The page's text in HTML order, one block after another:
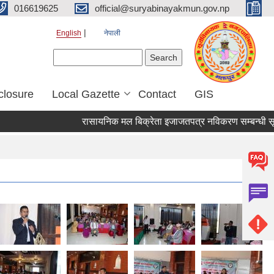
016619625 official@suryabinayakmun.gov.np
English नेपाली
Local Gazette Contact GIS
रासायनिक मल बिक्रेता इजाजतपत्र नविकरण सम्बन्धी सूचना